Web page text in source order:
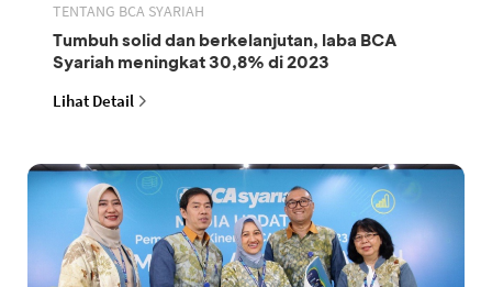
TENTANG BCA SYARIAH
Tumbuh solid dan berkelanjutan, laba BCA
Syariah meningkat 30,8% di 2023
Lihat Detail